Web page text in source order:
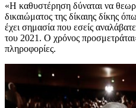
«Η καθυστέρηση δύναται να
δικαιώματος της δίκαιης δίκης
έχει σημασία που εσείς
του 2021. Ο χρόνος
πληροφορίες.